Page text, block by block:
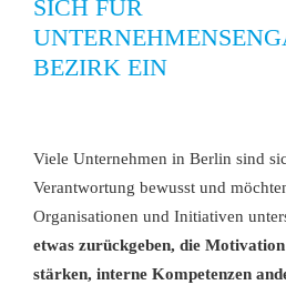
SICH FÜR
BEZIRK EIN
Viele Unternehmen in Berlin sind
Verantwortung bewusst und
Organisationen und Initiativen
etwas zurückgeben, die
stärken, interne Kompetenzen